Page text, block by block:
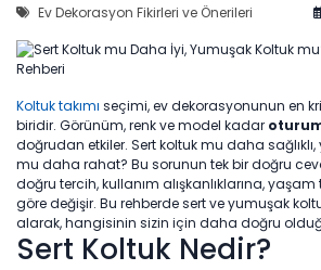
Ev Dekorasyon Fikirleri ve Önerileri
Koltuk takımı seçimi, ev dekorasyonunun en
biridir. Görünüm, renk ve model kadar
doğrudan etkiler. Sert koltuk mu daha
mu daha rahat? Bu sorunun tek bir doğru
doğru tercih, kullanım alışkanlıklarına, yaşam
göre değişir. Bu rehberde sert ve yumuşak
alarak, hangisinin sizin için daha doğru
Sert Koltuk Nedir?